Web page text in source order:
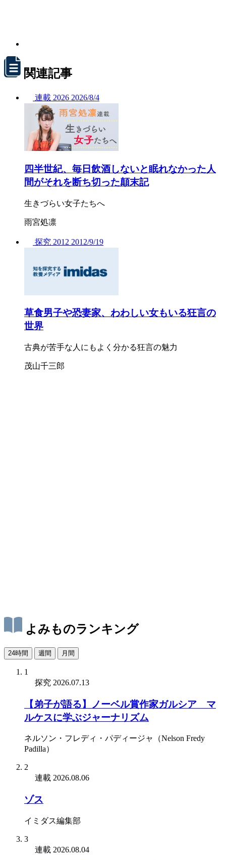
関連記事
連載 2026 2026/8/4
四半世紀、毎日飲酒しないと眠れなかった人
間がそれを断ち切った顛末記
生きづらい女子たちへ
雨宮処凛
探究 2012 2012/9/19
草食男子や恐妻家、わわしい女もいる狂言の
世界
古典が苦手な人にもよく分かる狂言の魅力
茂山千三郎
よみものランキング
24時間 週間 月間
1
探究 2026.07.13
【弟子が語る】ノーベル賞作家ガルシア゠マ
ルケスに学ぶジャーナリズム
ネルソン・フレディ・パディージャ（Nelson Fredy
Padilla）
2
連載 2026.08.06
ゾス
イミダス編集部
3
連載 2026.08.04